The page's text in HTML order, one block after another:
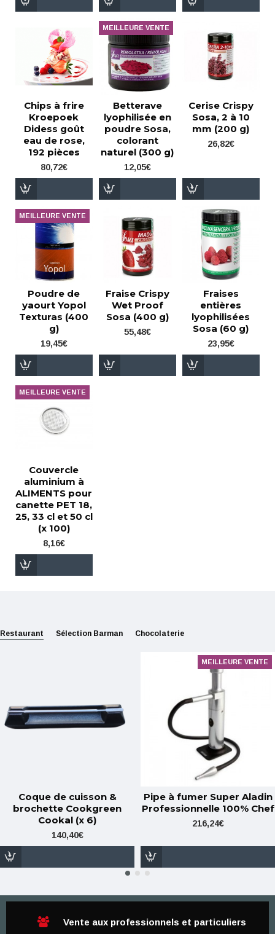
Chips à frire
Kroepoek
Didess goût
eau de rose,
192 pièces
80,72€
MEILLEURE VENTE
Betterave
lyophilisée en
poudre Sosa,
colorant
naturel (300 g)
12,05€
Cerise Crispy
Sosa, 2 à 10
mm (200 g)
26,82€
MEILLEURE VENTE
Poudre de
yaourt Yopol
Texturas (400
g)
19,45€
Fraise Crispy
Wet Proof
Sosa (400 g)
55,48€
Fraises
entières
lyophilisées
Sosa (60 g)
23,95€
MEILLEURE VENTE
Couvercle
aluminium à
ALIMENTS pour
canette PET 18,
25, 33 cl et 50 cl
(x 100)
8,16€
Restaurant Sélection Barman Chocolaterie
Coque de cuisson &
brochette Cookgreen
Cookal (x 6)
140,40€
MEILLEURE VENTE
Pipe à fumer Super Aladin
Professionnelle 100% Chef
216,24€
Vente aux professionnels et particuliers